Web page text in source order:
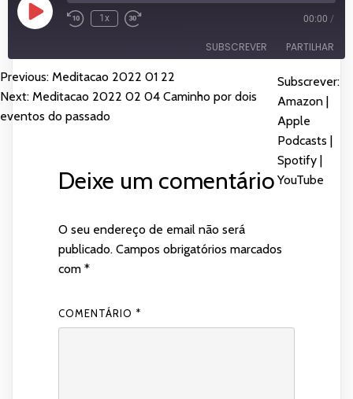
Reproduzir
episódio
1x 00:00 /
SUBSCREVER PARTILHAR
Amazon Apple Podcasts
Spotify
PARTILHAR
LIGAÇÃO
Subscrever:
Amazon |
Apple
Podcasts |
Spotify |
YouTube
NAVEGAÇÃO
DE
Previous: Meditacao 2022 01 22
Next: Meditacao 2022 02 04 Caminho por dois
eventos do passado
Deixe um comentário
O seu endereço de email não será
publicado. Campos obrigatórios marcados
com*
COMENTÁRIO *